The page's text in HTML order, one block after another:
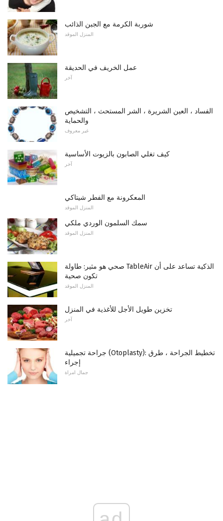
شوربة الكرمة مع الجبن الذائب
المنزل الموقد
عمل الخريف في الحديقة
آخر
الفساد ، العين الشريرة ، الشر المستحث ، التشخيص
والحماية
غير معروف
كيف تغلي الصابون بالزيوت الأساسية
آخر
المعكرونة مع الفطر شيتاكي
المنزل الموقد
سمك السلمون الوردي ملكي
المنزل الموقد
صحي هو مثير: طاولة TableAir الذكية تساعد على أن
تكون صحية
المنزل الموقد
تخزين طويل الأجل للأغذية في المنزل
آخر
جراحة تجميلية (Otoplasty): تخطيط الجراحة ، طرق
إجراء
جمال امراة